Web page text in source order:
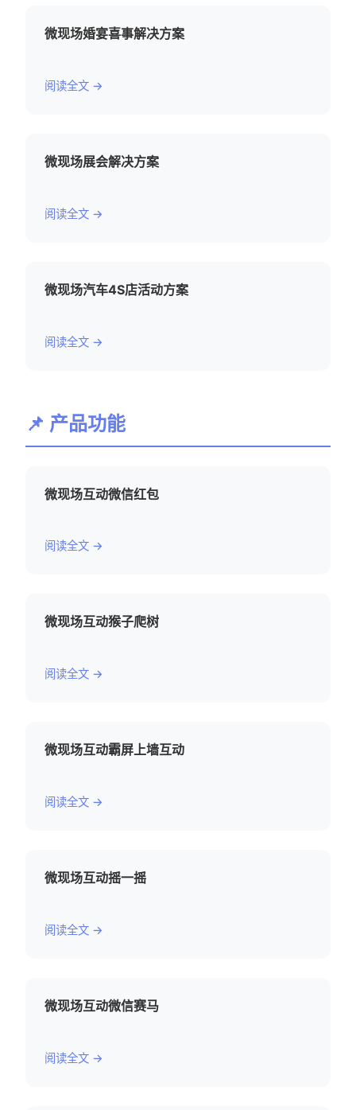
微现场婚宴喜事解决方案
阅读全文 →
微现场展会解决方案
阅读全文 →
微现场汽车4S店活动方案
阅读全文 →
📌 产品功能
微现场互动微信红包
阅读全文 →
微现场互动猴子爬树
阅读全文 →
微现场互动霸屏上墙互动
阅读全文 →
微现场互动摇一摇
阅读全文 →
微现场互动微信赛马
阅读全文 →